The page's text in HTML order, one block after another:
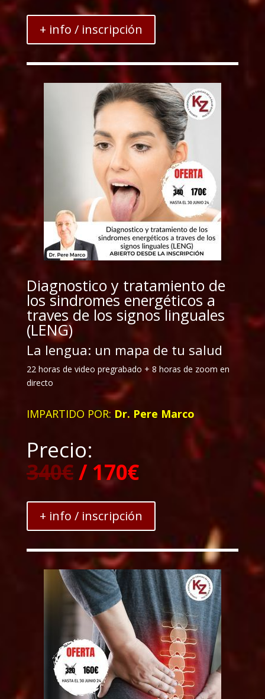
+ info / inscripción
Diagnostico y tratamiento de
los sindromes energéticos a
traves de los signos linguales
(LENG)
La lengua: un mapa de tu salud
22 horas de video pregrabado + 8 horas de zoom en
directo
IMPARTIDO POR: Dr. Pere Marco
Precio:
340€/ 170€
+ info / inscripción